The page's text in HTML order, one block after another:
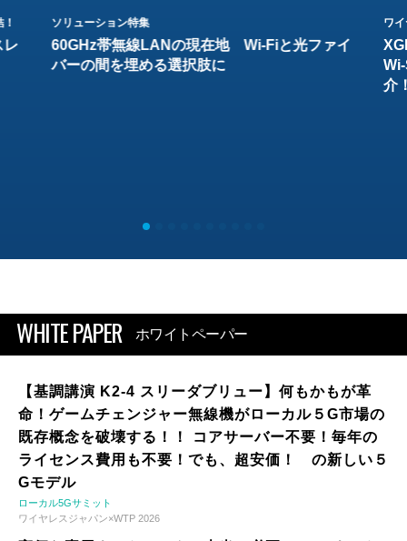
レ
ソリューション特集
60GHz帯無線LANの現在地 Wi-Fiと光ファイ
バーの間を埋める選択肢に
ワ
介
WHITE PAPER ホワイトペーパー
【基調講演 K2-4 スリーダブリュー】何もかもが革
命！ゲームチェンジャー無線機がローカル５G市場の
既存概念を破壊する！！ コアサーバー不要！毎年の
ライセンス費用も不要！でも、超安価！ の新しい５
Gモデル
ローカル5Gサミット
ワイヤレスジャパン×WTP 2026